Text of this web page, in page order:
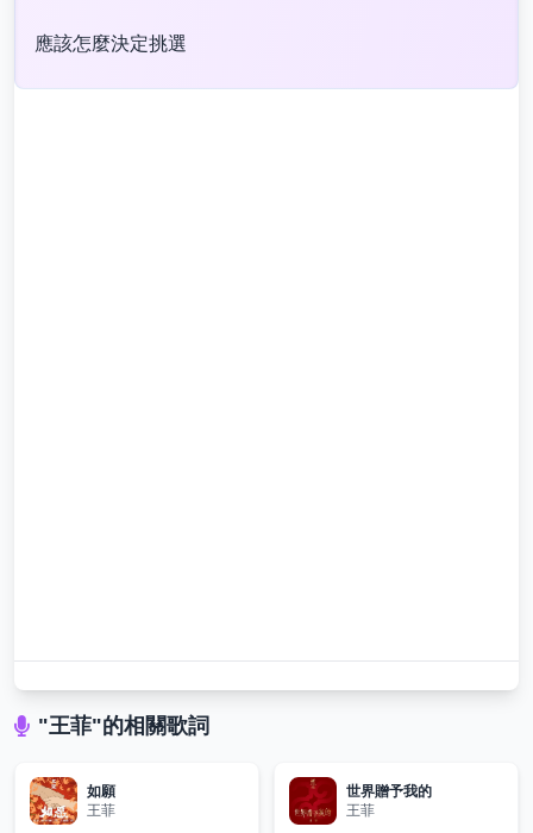
應該怎麼決定挑選
"王菲"的相關歌詞
如願
王菲
世界贈予我的
王菲